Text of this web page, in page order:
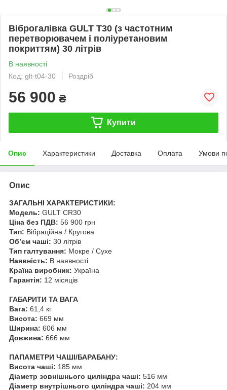
Віброгалівка GULT T30 (з частотним
перетворювачем і поліуретановим
покриттям) 30 літрів
В наявності
Код: glt-t04-30
Роздріб
56 900 ₴
Купити
Опис Характеристики Доставка Оплата Умови
Опис
ЗАГАЛЬНІ ХАРАКТЕРИСТИКИ:
Модель: GULT CR30
Ціна без ПДВ: 56 900 грн
Тип: Вібраційна / Кругова
Об’єм чаші: 30 літрів
Тип галтування: Мокре / Сухе
Наявність: В наявності
Країна виробник: Україна
Гарантія: 12 місяців
ГАБАРИТИ ТА ВАГА
Вага: 61,4 кг
Висота: 669 мм
Ширина: 606 мм
Довжина: 666 мм
ПАПАМЕТРИ ЧАШІ/БАРАБАНУ:
Висота чаші: 185 мм
Діаметр зовнішнього циліндра чаші: 516 мм
Діаметр внутрішнього циліндра чаші: 204 мм